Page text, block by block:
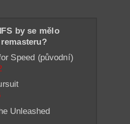
by se mělo
Speed (původní)
Unleashed